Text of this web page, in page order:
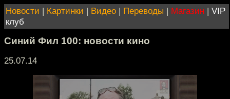
Новости | Картинки | Видео | Переводы | Магазин | VIP
клуб
Синий Фил 100: новости кино
25.07.14